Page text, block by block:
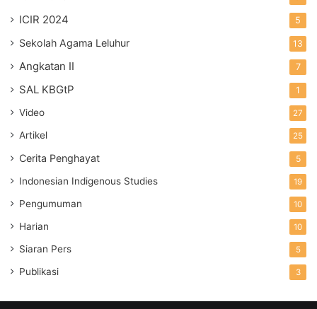
ICIR 2024 5
Sekolah Agama Leluhur 13
Angkatan II 7
SAL KBGtP 1
Video 27
Artikel 25
Cerita Penghayat 5
Indonesian Indigenous Studies 19
Pengumuman 10
Harian 10
Siaran Pers 5
Publikasi 3